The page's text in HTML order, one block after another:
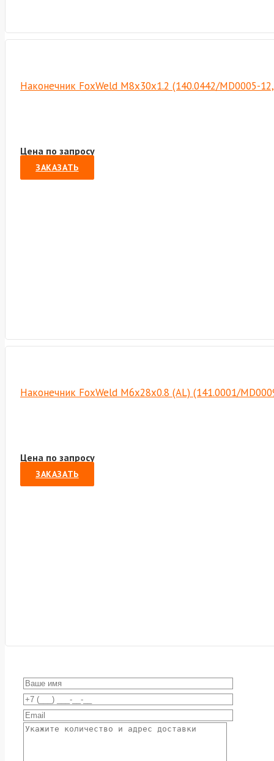
Наконечник FoxWeld M8х30х1.2 (140.0442/MD0005-
Цена по запросу
ЗАКАЗАТЬ
Наконечник FoxWeld M6х28х0.8 (AL) (141.0001/
Цена по запросу
ЗАКАЗАТЬ